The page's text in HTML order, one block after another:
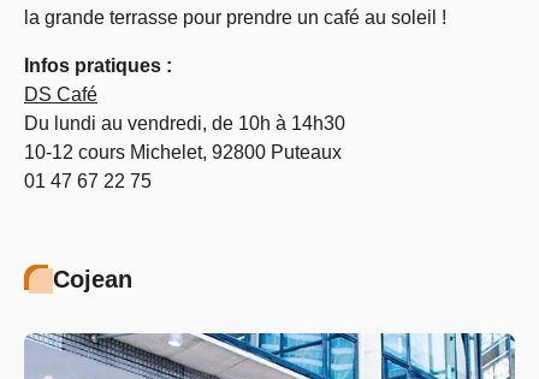
la grande terrasse pour prendre un café au soleil !
Infos pratiques :
DS Café
Du lundi au vendredi, de 10h à 14h30
10-12 cours Michelet, 92800 Puteaux
01 47 67 22 75
Cojean